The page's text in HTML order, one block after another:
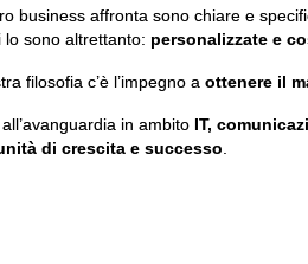
business affronta sono chiare e
lo sono altrettanto: personalizzate e
filosofia c’è l’impegno a ottenere il
in ambito IT,
di crescita e successo.